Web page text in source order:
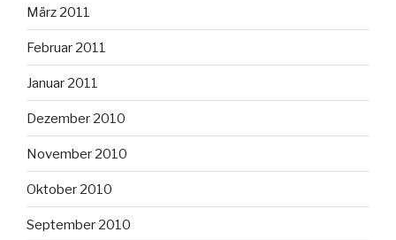
März 2011
Februar 2011
Januar 2011
Dezember 2010
November 2010
Oktober 2010
September 2010